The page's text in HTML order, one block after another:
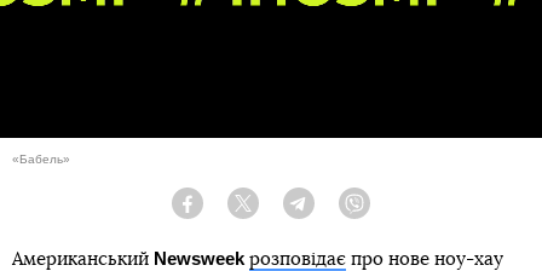
«Бабель»
Facebook Twitter Telegram
Американський Newsweek розповідає про нове ноу-хау